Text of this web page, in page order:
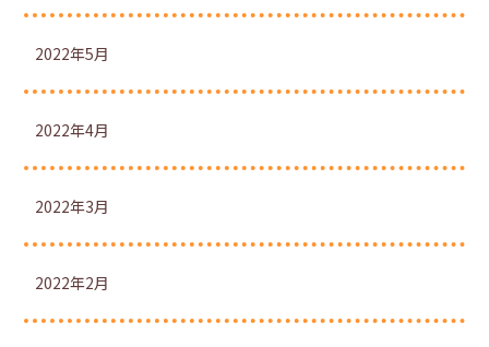
2022年5月
2022年4月
2022年3月
2022年2月